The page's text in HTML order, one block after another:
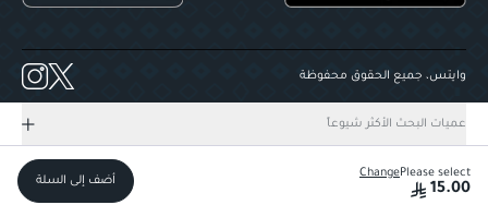
Please select
Change
15.00 أضف إلى السلة
وايتس، جميع الحقوق محفوظة
عميات البحث الأكثر شيوعاً